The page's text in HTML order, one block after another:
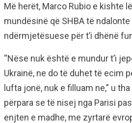
Më herët, Marco Rubio e kishte
mundësinë që SHBA të
ndërmjetësuese për t’i dhënë
“Nëse nuk është e mundur t’i
Ukrainë, ne do të duhet të ecim
lufta jonë, nuk e filluam ne,” u
përpara se të nisej nga Parisi
enjten e madhe, me zyrtarë